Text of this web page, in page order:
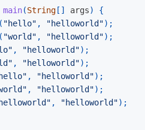
main(String [] args)
{
( "hello" , "helloworld");
( "world" , "helloworld");
, "helloworld");
, "helloworld");
, "helloworld");
, "helloworld");
, "helloworld");